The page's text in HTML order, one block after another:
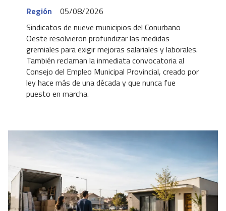
Región
05/08/2026
Sindicatos de nueve municipios del Conurbano
Oeste resolvieron profundizar las medidas
gremiales para exigir mejoras salariales y laborales.
También reclaman la inmediata convocatoria al
Consejo del Empleo Municipal Provincial, creado por
ley hace más de una década y que nunca fue
puesto en marcha.